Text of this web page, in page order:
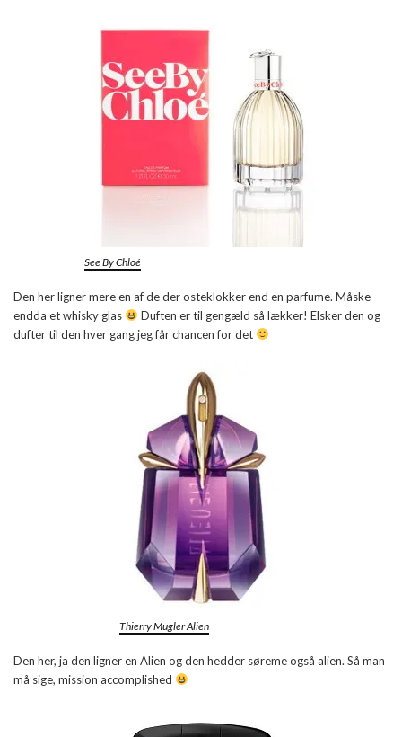
See By Chloé
Den her ligner mere en af de der osteklokker end en parfume. Måske
endda et whisky glas
Duften er til gengæld så lækker! Elsker den og
dufter til den hver gang jeg får chancen for det
Thierry Mugler Alien
Den her, ja den ligner en Alien og den hedder søreme også alien. Så man
må sige, mission accomplished